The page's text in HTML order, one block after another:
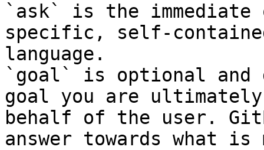
`ask` is the
specific, self-
language.
`goal` is optional and
goal you are
behalf of the user.
answer towards what